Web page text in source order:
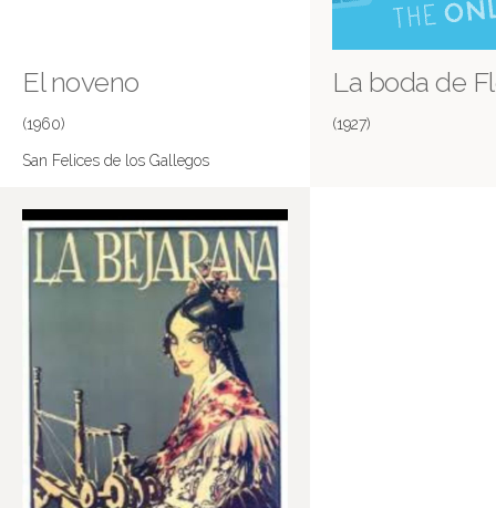
El noveno
(1960)
San Felices de los Gallegos
La boda de
(1927)